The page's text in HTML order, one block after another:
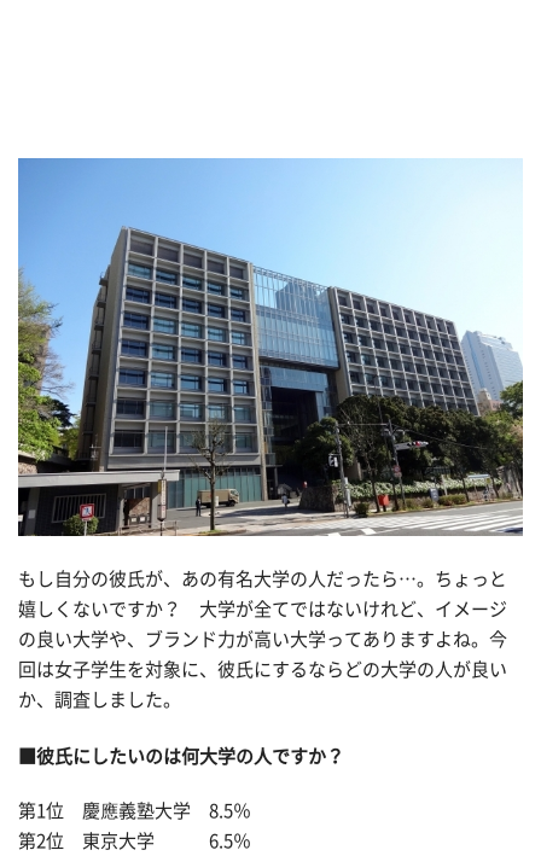
もし自分の彼氏が、あの有名大学の人だったら…。ちょっと
嬉しくないですか？ 大学が全てではないけれど、イメージ
の良い大学や、ブランド力が高い大学ってありますよね。今
回は女子学生を対象に、彼氏にするならどの大学の人が良い
か、調査しました。
■彼氏にしたいのは何大学の人ですか？
第1位 慶應義塾大学 8.5％
第2位 東京大学 6.5％